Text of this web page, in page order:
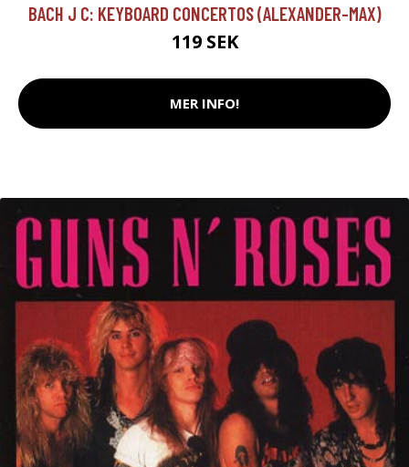
BACH J C: KEYBOARD CONCERTOS (ALEXANDER-MAX)
119 SEK
MER INFO!